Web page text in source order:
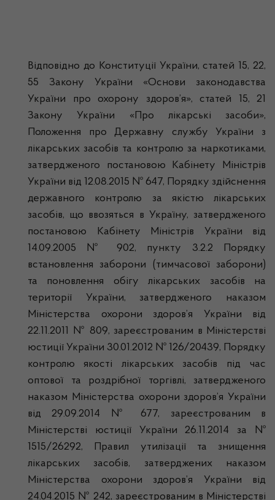
Відповідно до Конституції України, статей 15, 22,
55 Закону України «Основи законодавства
України про охорону здоров’я», статей 15, 21
Закону України «Про лікарські засоби»,
Положення про Державну службу України з
лікарських засобів та контролю за наркотиками,
затвердженого постановою Кабінету Міністрів
України від 12.08.2015 № 647, Порядку здійснення
державного контролю за якістю лікарських
засобів, що ввозяться в Україну, затвердженого
постановою Кабінету Міністрів України від
14.09.2005 № 902, пункту 3.2.2 Порядку
встановлення заборони (тимчасової заборони)
та поновлення обігу лікарських засобів на
території України, затвердженого наказом
Міністерства охорони здоров’я України від
22.11.2011 № 809, зареєстрованим в Міністерстві
юстиції України 30.01.2012 № 126/20439, Порядку
контролю якості лікарських засобів під час
оптової та роздрібної торгівлі, затвердженого
наказом Міністерства охорони здоров’я України
від 29.09.2014 № 677, зареєстрованим в
Міністерстві юстиції України 26.11.2014 за №
1515/26292, Правил утилізації та знищення
лікарських засобів, затверджених наказом
Міністерства охорони здоров’я України від
24.04.2015 № 242, зареєстрованим в Міністерстві